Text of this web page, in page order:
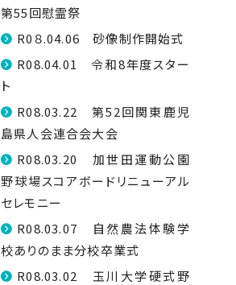
第55回慰霊祭
R0８.04.06 砂像制作開始式
R08.04.01 令和8年度スター
ト
R08.03.22 第52回関東鹿児
島県人会連合会大会
R08.03.20 加世田運動公園
野球場スコアボードリニューアル
セレモニー
R08.03.07 自然農法体験学
校ありのまま分校卒業式
R08.03.02 玉川大学硬式野